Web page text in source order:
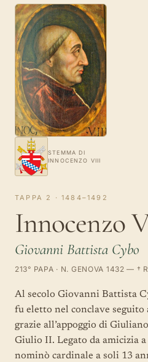
STEMMA DI
INNOCENZO VIII
TAPPA 2 · 1484–1492
Innocenzo
Giovanni Battista Cybo
213° PAPA · N. GENOVA 1432 — †
Al secolo Giovanni Battista
fu eletto nel conclave
grazie all’appoggio di
Giulio II. Legato da amicizia
nominò cardinale a soli 13